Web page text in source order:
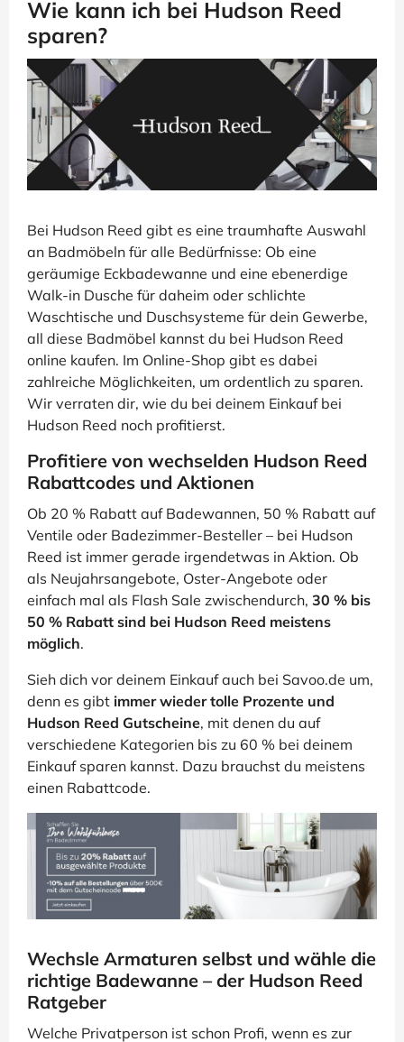
Wie kann ich bei Hudson Reed
sparen?
Bei Hudson Reed gibt es eine traumhafte Auswahl
an Badmöbeln für alle Bedürfnisse: Ob eine
geräumige Eckbadewanne und eine ebenerdige
Walk-in Dusche für daheim oder schlichte
Waschtische und Duschsysteme für dein Gewerbe,
all diese Badmöbel kannst du bei Hudson Reed
online kaufen. Im Online-Shop gibt es dabei
zahlreiche Möglichkeiten, um ordentlich zu sparen.
Wir verraten dir, wie du bei deinem Einkauf bei
Hudson Reed noch profitierst.
Profitiere von wechselden Hudson Reed
Rabattcodes und Aktionen
Ob 20 % Rabatt auf Badewannen, 50 % Rabatt auf
Ventile oder Badezimmer-Besteller – bei Hudson
Reed ist immer gerade irgendetwas in Aktion. Ob
als Neujahrsangebote, Oster-Angebote oder
einfach mal als Flash Sale zwischendurch, 30 % bis
50 % Rabatt sind bei Hudson Reed meistens
möglich.
Sieh dich vor deinem Einkauf auch bei Savoo.de um,
denn es gibt immer wieder tolle Prozente und
Hudson Reed Gutscheine, mit denen du auf
verschiedene Kategorien bis zu 60 % bei deinem
Einkauf sparen kannst. Dazu brauchst du meistens
einen Rabattcode.
Wechsle Armaturen selbst und wähle die
richtige Badewanne – der Hudson Reed
Ratgeber
Welche Privatperson ist schon Profi, wenn es zur